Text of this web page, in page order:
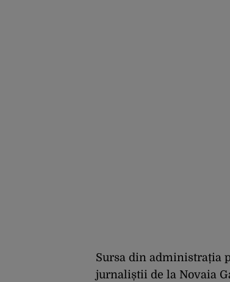
Sursa din administrația
jurnaliștii de la Novaia